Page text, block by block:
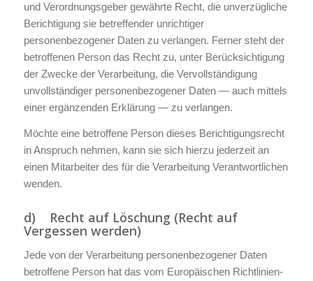
und Verordnungsgeber gewährte Recht, die unverzügliche
Berichtigung sie betreffender unrichtiger
personenbezogener Daten zu verlangen. Ferner steht der
betroffenen Person das Recht zu, unter Berücksichtigung
der Zwecke der Verarbeitung, die Vervollständigung
unvollständiger personenbezogener Daten — auch mittels
einer ergänzenden Erklärung — zu verlangen.
Möchte eine betroffene Person dieses Berichtigungsrecht
in Anspruch nehmen, kann sie sich hierzu jederzeit an
einen Mitarbeiter des für die Verarbeitung Verantwortlichen
wenden.
d) Recht auf Löschung (Recht auf
Vergessen werden)
Jede von der Verarbeitung personenbezogener Daten
betroffene Person hat das vom Europäischen Richtlinien-